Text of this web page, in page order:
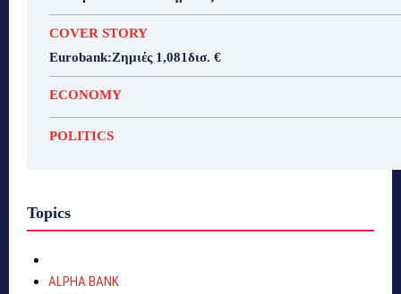
COVER STORY
Eurobank:Ζημιές 1,081δισ. €
ECONOMY
POLITICS
Topics
ALPHA BANK